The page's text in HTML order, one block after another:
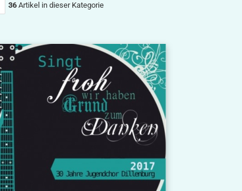
36 Artikel in dieser Kategorie